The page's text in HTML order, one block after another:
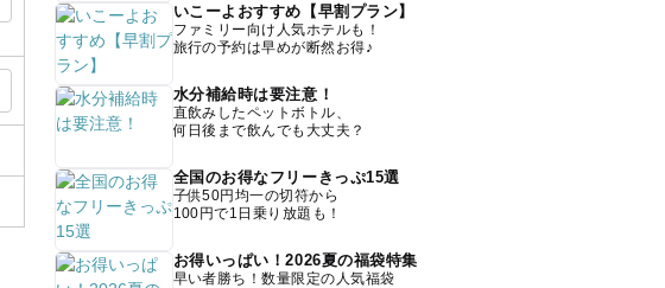
いこーよおすすめ【早割プラン】
ファミリー向け人気ホテルも！
旅行の予約は早めが断然お得♪
水分補給時は要注意！
直飲みしたペットボトル、
何日後まで飲んでも大丈夫？
全国のお得なフリーきっぷ15選
子供50円均一の切符から
100円で1日乗り放題も！
お得いっぱい！2026夏の福袋特集
早い者勝ち！数量限定の人気福袋